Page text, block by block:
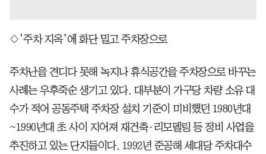
◇’주차 지옥’에 화단 밀고 주차장으로
주차난을 견디다 못해 녹지나 휴식공간을 주차장으로 바꾸는
사례는 우후죽순 생기고 있다. 대부분이 가구당 차량 소유 대
수가 적어 공동주택 주차장 설치 기준이 미비했던 1980년대
~1990년대 초 사이 지어져 재건축·리모델링 등 정비 사업을
추진하고 있는 단지들이다. 1992년 준공해 세대당 주차대수